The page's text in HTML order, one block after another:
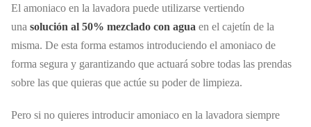
El amoniaco en la lavadora puede utilizarse vertiendo
una solución al 50% mezclado con agua en el cajetín de la
misma. De esta forma estamos introduciendo el amoniaco de
forma segura y garantizando que actuará sobre todas las prendas
sobre las que quieras que actúe su poder de limpieza.
Pero si no quieres introducir amoniaco en la lavadora siempre